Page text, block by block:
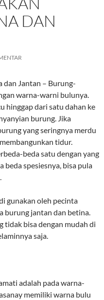
DAN
dan Jantan – Burung-
warna-warni bulunya.
hinggap dari satu dahan ke
burung. Jika
yang seringnya merdu
tidur.
beda satu dengan yang
beda spesiesnya, bisa pula
gunakan oleh pecinta
burung jantan dan betina.
tidak bisa dengan mudah di
saja.
adalah pada warna-
memiliki warna bulu